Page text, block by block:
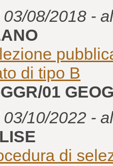
08/2018 -
di tipo B
01
10/2022 -
di